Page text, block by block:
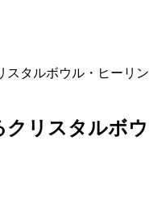
スタルボウル・ヒーリン
リスタルボウ